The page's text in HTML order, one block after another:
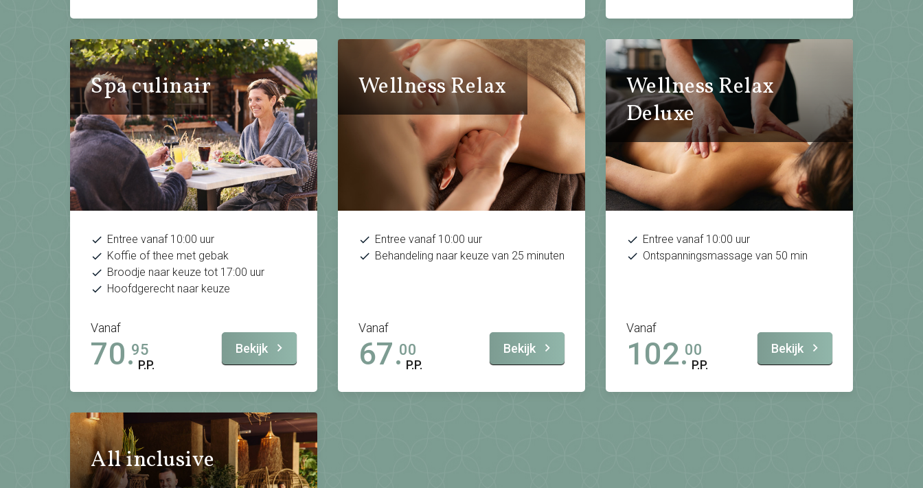
Spa culinair
Entree vanaf 10:00 uur
Koffie of thee met gebak
Broodje naar keuze tot 17:00 uur
Hoofdgerecht naar keuze
Vanaf
70.95
P.P.
Bekijk
Wellness Relax
Entree vanaf 10:00 uur
Behandeling naar keuze van 25 minuten
Vanaf
67.00
P.P.
Bekijk
Wellness Relax
Deluxe
Entree vanaf 10:00 uur
Ontspanningsmassage van 50 min
Vanaf
102.00
P.P.
Bekijk
All inclusive